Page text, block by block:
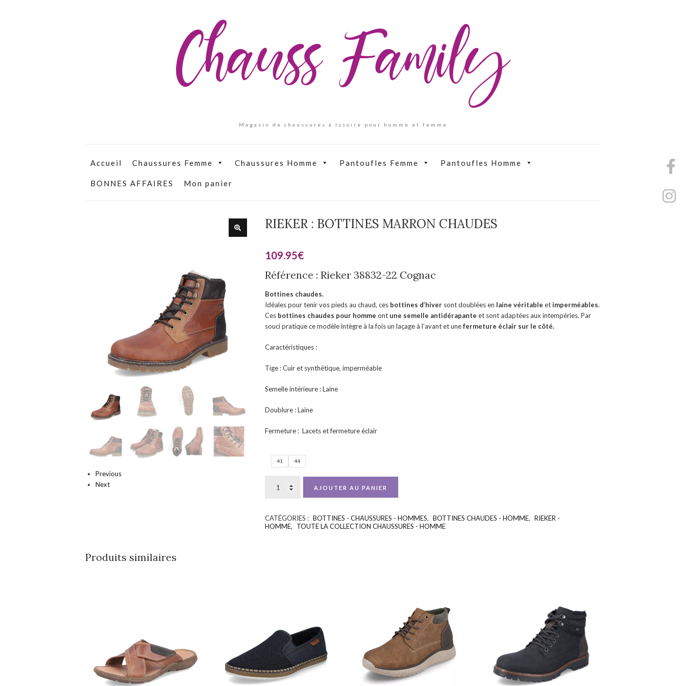
Chauss Family
Magasin de chaussures à Issoire pour homme et femme
Accueil Chaussures Femme Chaussures Homme Pantoufles Femme Pantoufles Homme
BONNES AFFAIRES Mon panier
Previous
Next
RIEKER : BOTTINES MARRON CHAUDES
109.95€
Référence : Rieker 38832-22 Cognac
Bottines chaudes.
Idéales pour tenir vos pieds au chaud, ces bottines d’hiversont doublées en laine véritable etimperméables.
Ces bottines chaudes pour homme ont une semelle antidérapante et sont adaptées aux intempéries. Par
souci pratique ce modèle intègre à la fois un laçage à l’avant et unefermeture éclair sur le côté.
Caractéristiques :
Tige : Cuir et synthétique, imperméable
Semelle intérieure : Laine
Doublure : Laine
Fermeture : Lacets et fermeture éclair
41 44
AJOUTER AU PANIER
CATÉGORIES : BOTTINES - CHAUSSURES - HOMMES, BOTTINES CHAUDES - HOMME, RIEKER -
HOMME, TOUTE LA COLLECTION CHAUSSURES - HOMME
Produits similaires